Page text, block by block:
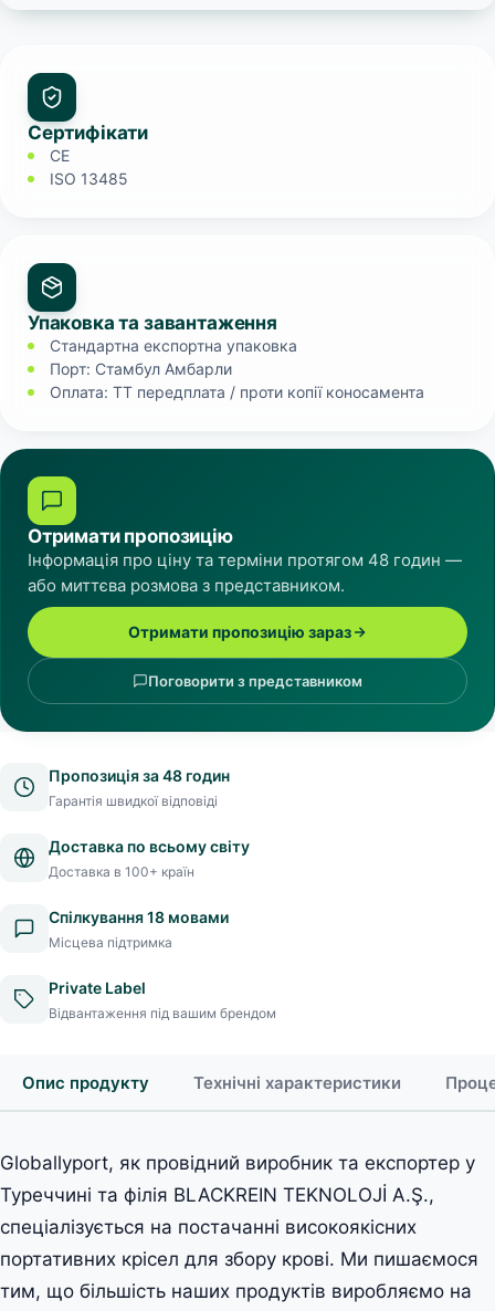
Сертифікати
CE
ISO 13485
Упаковка та завантаження
Стандартна експортна упаковка
Порт: Стамбул Амбарли
Оплата: TT передплата / проти копії коносамента
Отримати пропозицію
Інформація про ціну та терміни протягом 48 годин —
або миттєва розмова з представником.
Отримати пропозицію зараз
Поговорити з представником
Пропозиція за 48 годин
Гарантія швидкої відповіді
Доставка по всьому світу
Доставка в 100+ країн
Спілкування 18 мовами
Місцева підтримка
Private Label
Відвантаження під вашим брендом
Опис продукту Технічні характеристики
Globallyport, як провідний виробник та експортер у
Туреччині та філія BLACKREIN TEKNOLOJİ A.Ş.,
спеціалізується на постачанні високоякісних
портативних крісел для збору крові. Ми пишаємося
тим, що більшість наших продуктів виробляємо на